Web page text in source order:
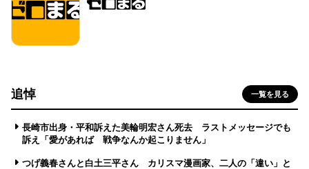
追悼 一覧を見る
長崎市出身・平和訴えた美輪明宏さん死去 ラストメッセージでも
訴え「愛があれば 戦争なんか起こりません」
つげ義春さんと白土三平さん カリスマ漫画家、二人の「違い」と